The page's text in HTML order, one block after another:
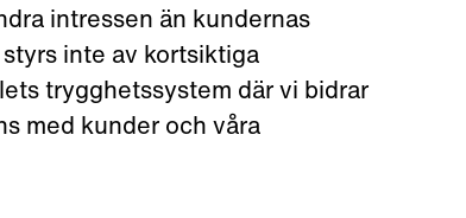
intressen än kundernas
inte av kortsiktiga
trygghetssystem där vi bidrar
med kunder och våra